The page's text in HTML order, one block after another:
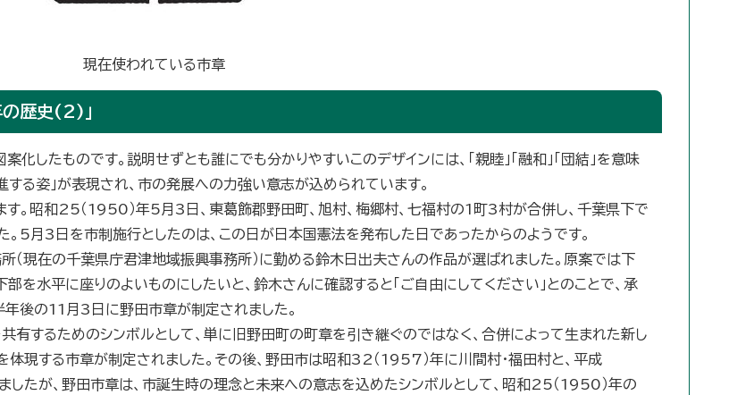
現在使われている市章
歴史(2)」
化したものです。説明せずとも誰にでも分かりやすいこのデザインには、「親睦」「融和」「団結」を意味
る姿」が表現され、市の発展への力強い意志が込められています。
。昭和25（1950）年5月3日、東葛飾郡野田町、旭村、梅郷村、七福村の1町3村が合併し、千葉県下で
5月3日を市制施行としたのは、この日が日本国憲法を発布した日であったからのようです。
（現在の千葉県庁君津地域振興事務所）に勤める鈴木日出夫さんの作品が選ばれました。原案では下
を水平に座りのよいものにしたいと、鈴木さんに確認すると「ご自由にしてください」とのことで、承
後の11月3日に野田市章が制定されました。
有するためのシンボルとして、単に旧野田町の町章を引き継ぐのではなく、合併によって生まれた新し
体現する市章が制定されました。その後、野田市は昭和32（1957）年に川間村・福田村と、平成
たが、野田市章は、市誕生時の理念と未来への意志を込めたシンボルとして、昭和25（1950）年の